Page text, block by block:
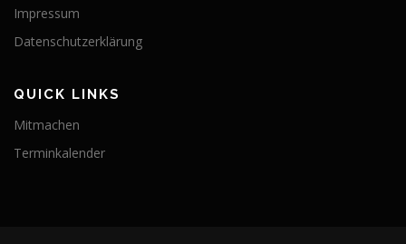
Impressum
Datenschutzerklärung
QUICK LINKS
Mitmachen
Terminkalender